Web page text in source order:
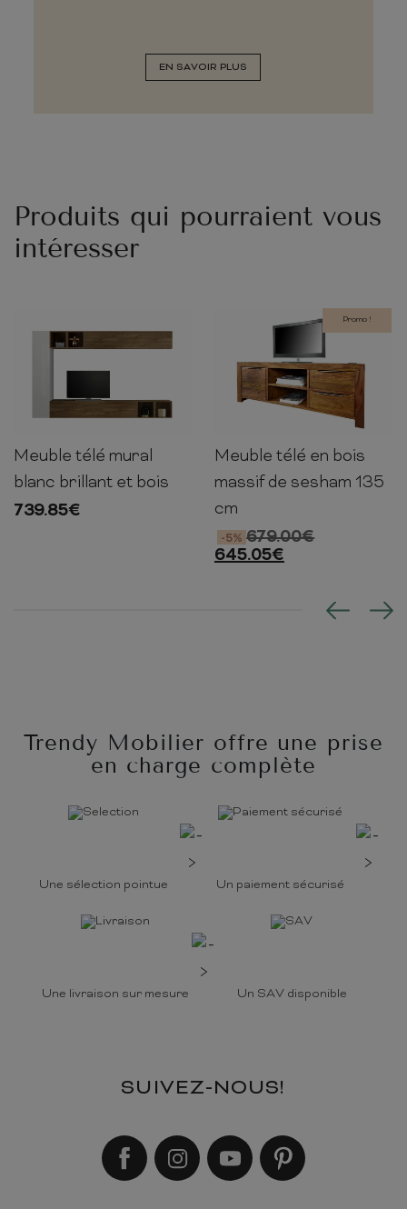
EN SAVOIR PLUS
Produits qui pourraient vous
intéresser
138cm 223cm
Meuble télé mural
blanc brillant et bois
739.85€
Promo !
50cm 135cm 45cm
Meuble télé en bois
massif de sesham 135
cm
679.00€
-5%
645.05€
Trendy Mobilier offre une prise
en charge complète
Une sélection pointue Un paiement sécurisé
Une livraison sur mesure Un SAV disponible
SUIVEZ-NOUS!